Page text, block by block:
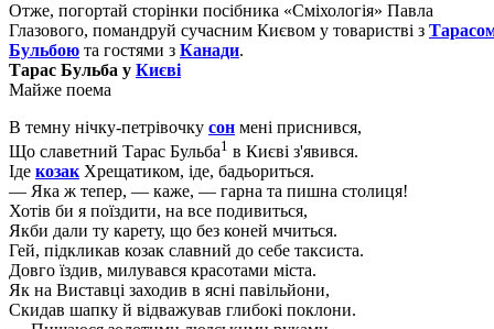
Отже, погортай сторінки посібника «Сміхологія» Павла
Глазового, помандруй сучасним Києвом у товаристві з
Бульбою та гостями з Канади.
Тарас Бульба у Києві
Майже поема
В темну нічку-петрівочку сон мені приснився,
Що славетний Тарас Бульба1 в Києві з'явився.
Іде козак Хрещатиком, іде, бадьориться.
— Яка ж тепер, — каже, — гарна та пишна столиця!
Хотів би я поїздити, на все подивиться,
Якби дали ту карету, що без коней мчиться.
Гей, підкликав козак славний до себе таксиста.
Довго їздив, милувався красотами міста.
Як на Виставці заходив в ясні павільйони,
Скидав шапку й відважував глибокі поклони.